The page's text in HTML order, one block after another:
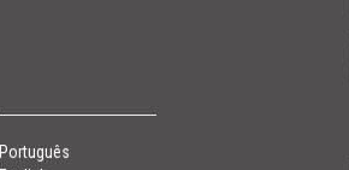
Português